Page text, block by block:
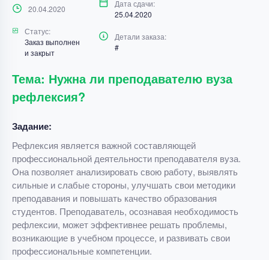
20.04.2020
Дата сдачи:
25.04.2020
Статус:
Заказ выполнен
и закрыт
Детали заказа:
#
Тема: Нужна ли преподавателю вуза
рефлексия?
Задание:
Рефлексия является важной составляющей
профессиональной деятельности преподавателя вуза.
Она позволяет анализировать свою работу, выявлять
сильные и слабые стороны, улучшать свои методики
преподавания и повышать качество образования
студентов. Преподаватель, осознавая необходимость
рефлексии, может эффективнее решать проблемы,
возникающие в учебном процессе, и развивать свои
профессиональные компетенции.